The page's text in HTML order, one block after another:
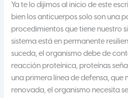
Ya te lo dijimos al inicio de este
bien los anticuerpos solo son una
procedimientos que tiene nuestro
sistema está en permanente
suceda, el organismo debe de
reacción proteínica, proteínas
una primera línea de defensa, que
renovada, el organismo necesita